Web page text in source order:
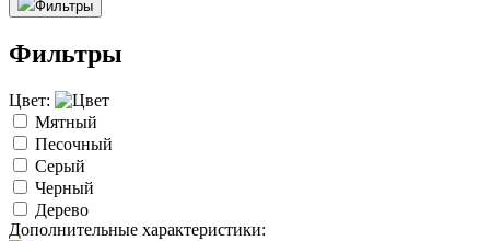
Фильтры
Фильтры
Цвет:
Мятный
Песочный
Серый
Черный
Дерево
Дополнительные характеристики: